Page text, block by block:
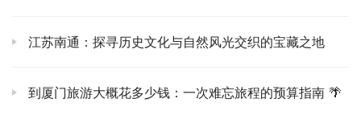
着那些古老的砖石，你能清晰地感受到历史的厚重，仿佛能
江苏南通：探寻历史文化与自然风光交织的宝藏之地
到厦门旅游大概花多少钱：一次难忘旅程的预算指南 🌴